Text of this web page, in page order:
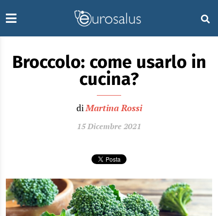
Broccolo: come usarlo in
cucina?
diMartina Rossi
15 Dicembre 2021